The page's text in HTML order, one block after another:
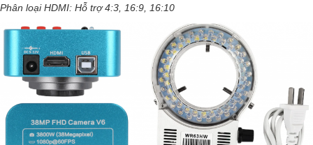
Phân loại HDMI: Hỗ trợ 4:3, 16:9, 16:10